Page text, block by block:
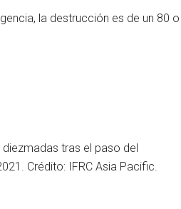
la destrucción es de un 80 o
tras el paso del
Crédito: IFRC Asia Pacific.